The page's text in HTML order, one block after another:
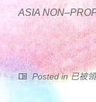
ASIA NON–
Posted in已被